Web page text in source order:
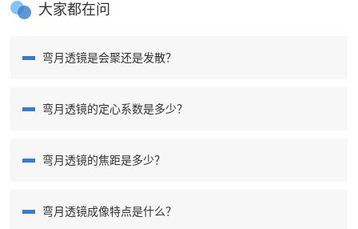
大家都在问
弯月透镜是会聚还是发散？
弯月透镜的定心系数是多少？
弯月透镜的焦距是多少？
弯月透镜成像特点是什么？